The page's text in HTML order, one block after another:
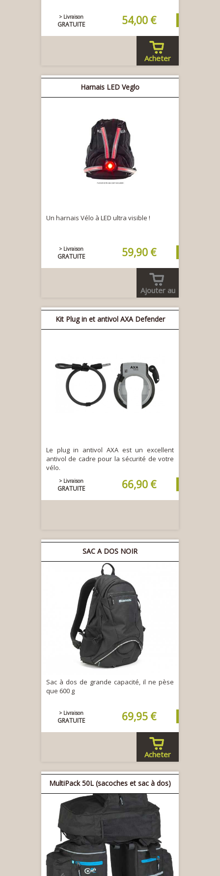
> Livraison
GRATUITE 54,00 €
Acheter
Harnais LED Veglo
Un harnais Vélo à LED ultra visible !
> Livraison
GRATUITE 59,90 €
Ajouter au
panier
Kit Plug in et antivol AXA Defender
Le plug in antivol AXA est un excellent
antivol de cadre pour la sécurité de votre
vélo.
> Livraison
GRATUITE 66,90 €
SAC A DOS NOIR
Sac à dos de grande capacité, il ne pèse
que 600 g
> Livraison
GRATUITE 69,95 €
Acheter
MultiPack 50L (sacoches et sac à dos)